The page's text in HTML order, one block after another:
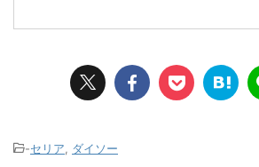
-セリア, ダイソー